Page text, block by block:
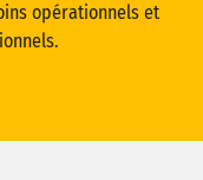
opérationnels et